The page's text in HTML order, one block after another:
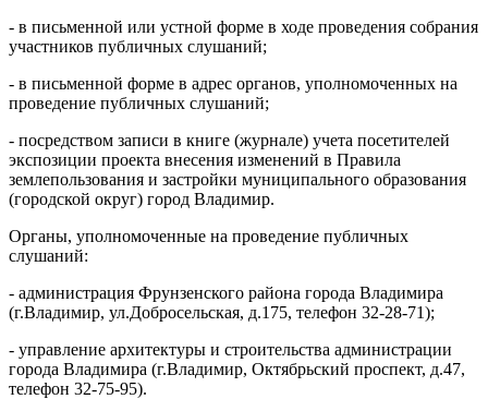
- в письменной или устной форме в ходе проведения собрания
участников публичных слушаний;
- в письменной форме в адрес органов, уполномоченных на
проведение публичных слушаний;
- посредством записи в книге (журнале) учета посетителей
экспозиции проекта внесения изменений в Правила
землепользования и застройки муниципального образования
(городской округ) город Владимир.
Органы, уполномоченные на проведение публичных
слушаний:
- администрация Фрунзенского района города Владимира
(г.Владимир, ул.Добросельская, д.175, телефон 32-28-71);
- управление архитектуры и строительства администрации
города Владимира (г.Владимир, Октябрьский проспект, д.47,
телефон 32-75-95).